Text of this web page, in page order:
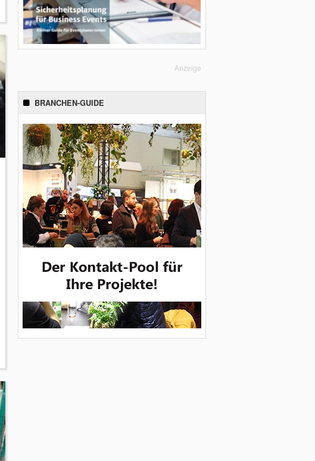
Anzeige
BRANCHEN-GUIDE